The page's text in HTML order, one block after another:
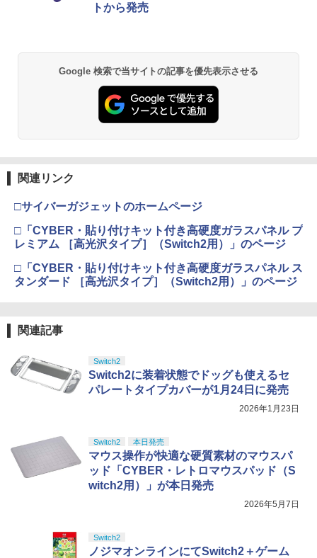
トから発売
Google 検索で当サイトの記事を優先表示させる
関連リンク
□サイバーガジェットのホームページ
□「CYBER・貼り付けキット付き高硬度ガラスパネル プ
レミアム ［高光沢タイプ］（Switch2用）」のページ
□「CYBER・貼り付けキット付き高硬度ガラスパネル ス
タンダード ［高光沢タイプ］（Switch2用）」のページ
関連記事
Switch2
Switch2に装着状態でドッグも使えるセ
パレートタイプカバーが1月24日に発売
2026年1月23日
Switch2 本日発売
マウス操作が快適な硬質素材のマウスパ
ッド「CYBER・レトロマウスパッド（S
witch2用）」が本日発売
2026年5月7日
Switch2
ノジマオンラインにてSwitch2＋ゲーム